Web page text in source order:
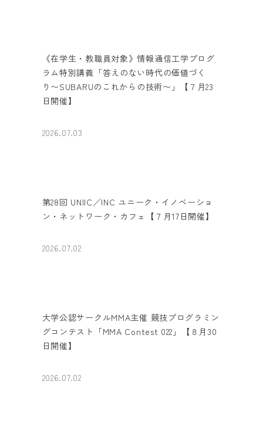
《在学生・教職員対象》情報通信工学プログ
ラム特別講義「答えのない時代の価値づく
り〜SUBARUのこれからの技術〜」【７月23
日開催】
2026.07.03
第28回 UNIIC／INC ユニーク・イノベーショ
ン・ネットワーク・カフェ【７月17日開催】
2026.07.02
大学公認サークルMMA主催 競技プログラミン
グコンテスト「MMA Contest 022」【８月30
日開催】
2026.07.02